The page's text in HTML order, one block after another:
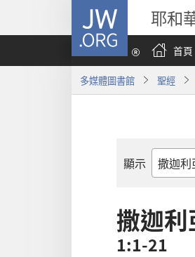
JW.ORG 耶和
首頁
多媒體圖書館 聖經
顯示
聖
經
卷
撒迦利
1:1-21